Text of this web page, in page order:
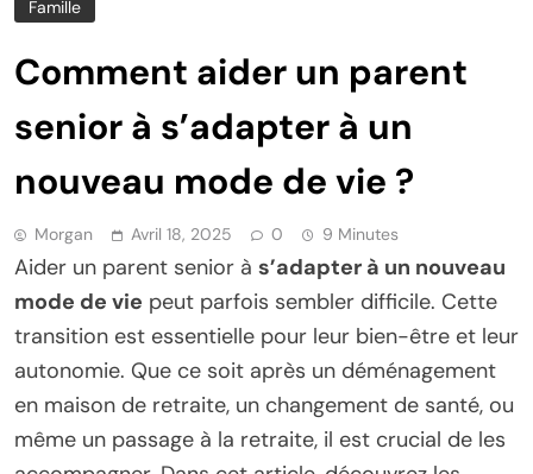
Famille
Comment aider un parent
senior à s’adapter à un
nouveau mode de vie ?
Morgan Avril 18, 2025 0 9 Minutes
Aider un parent senior à s’adapter à un nouveau
mode de vie peut parfois sembler difficile. Cette
transition est essentielle pour leur bien-être et leur
autonomie. Que ce soit après un déménagement
en maison de retraite, un changement de santé, ou
même un passage à la retraite, il est crucial de les